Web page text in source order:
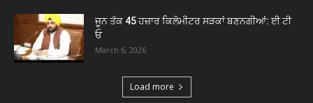
ਜੂਨ ਤੱਕ 45 ਹਜ਼ਾਰ ਕਿਲੋਮੀਟਰ ਸੜਕਾਂ ਬਣਨਗੀਆਂ: ਈ ਟੀ
ਓ
March 6, 2026
Load more